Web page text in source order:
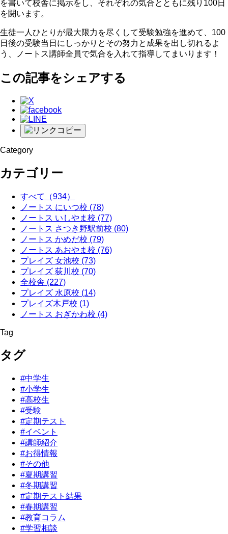
を書いて校舎に掲示をし、それぞれの気合とともに残り100日
を闘います。
生徒一人ひとりが最大限力を尽くして受験勉強を進めて、100
日後の受験当日にしっかりとその努力と成果を出し切れるよ
う、ノートス講師全員で気合を入れて指導してまいります！
この記事をシェアする
Category
カテゴリー
すべて
（934）
ノートス にいつ校 (78)
ノートス いしやま校 (77)
ノートス さつき野駅前校 (80)
ノートス かめだ校 (79)
ノートス あおやま校 (76)
プレイズ 女池校 (73)
プレイズ 荻川校 (70)
全校舎 (227)
プレイズ 水原校 (14)
プレイズ木戸校 (1)
ノートス おぎかわ校 (4)
Tag
タグ
#中学生
#小学生
#高校生
#受験
#定期テスト
#イベント
#講師紹介
#お得情報
#その他
#夏期講習
#冬期講習
#定期テスト結果
#春期講習
#教育コラム
#学習相談